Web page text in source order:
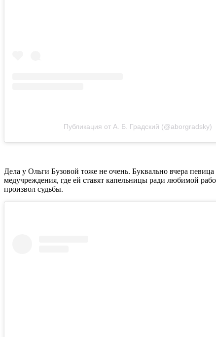
Публикация от А. Б. Градский (@aborgradsky)
Дела у Ольги Бузовой тоже не очень. Буквально вчера
медучреждения, где ей ставят капельницы ради любимой
произвол судьбы.